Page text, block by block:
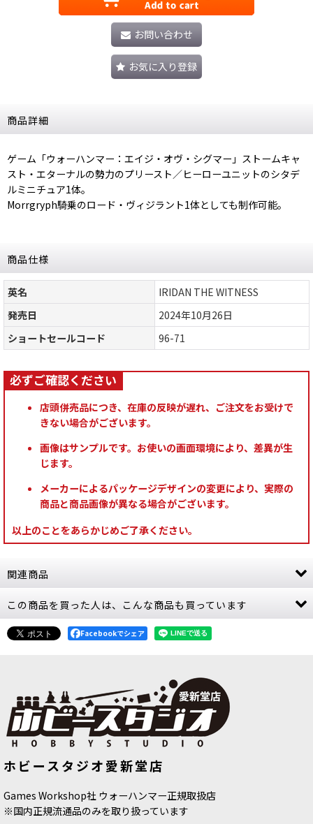
お問い合わせ
お気に入り登録
商品詳細
ゲーム「ウォーハンマー：エイジ・オヴ・シグマー」ストームキャ
スト・エターナルの勢力のプリースト／ヒーローユニットのシタデ
ルミニチュア1体。
Morrgryph騎乗のロード・ヴィジラント1体としても制作可能。
商品仕様
英名
IRIDAN THE WITNESS
発売日
2024年10月26日
ショートセールコード
96-71
店頭併売品につき、在庫の反映が遅れ、ご注文をお受けで
きない場合がございます。
画像はサンプルです。お使いの画面環境により、差異が生
じます。
メーカーによるパッケージデザインの変更により、実際の
商品と商品画像が異なる場合がございます。
以上のことをあらかじめご了承ください。
関連商品
[秩序のバトルトーム] ストームキャスト・エター
ナル 日本語版[96-01]
8,800円(税込)
ー」ストームキャスト・エターナルの勢力の背景
設定、ゲームルール、ミニチュア写真やアートワ
ークを収録する書籍（ハードカバー版160ペー
ジ）。マッチプレイ、栄光…
ター [96-64]
1点
ゲーム「ウォーハンマー：エイジ・オヴ・シグマ
この商品を買った人は、こんな商品も買っています
グロット・ヴァンダル [82-09 ]
ィレイター
9,900円(税込)
Facebookでシェア
ホビースタジオ愛新堂店
Games Workshop社 ウォーハンマー正規取扱店
※国内正規流通品のみを取り扱っています